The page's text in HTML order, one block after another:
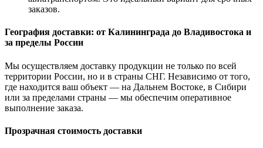
заказов.
География доставки: от Калининграда до Владивостока и
за пределы России
Мы осуществляем доставку продукции не только по всей
территории России, но и в страны СНГ. Независимо от того,
где находится ваш объект — на Дальнем Востоке, в Сибири
или за пределами страны — мы обеспечим оперативное
выполнение заказа.
Прозрачная стоимость доставки